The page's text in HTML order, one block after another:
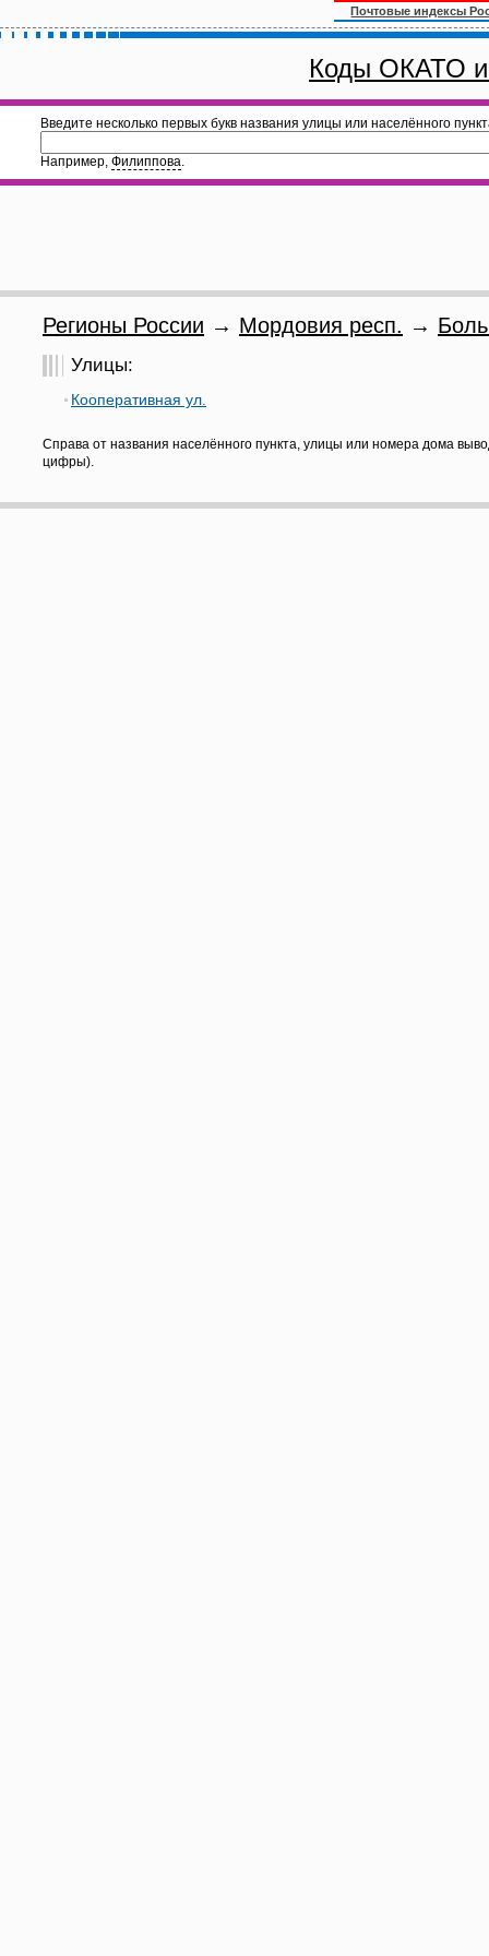
Почтовые индексы
Коды ОКАТО
Введите несколько первых букв названия улицы или населённого
Например, Филиппова.
Регионы России → Мордовия респ. →
Улицы:
Кооперативная ул.
Справа от названия населённого пункта, улицы или номера дома
цифры).